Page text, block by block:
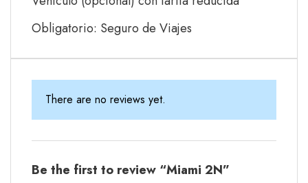
Obligatorio: Seguro de Viajes
There are no reviews yet.
Be the first to review “Miami 2N”